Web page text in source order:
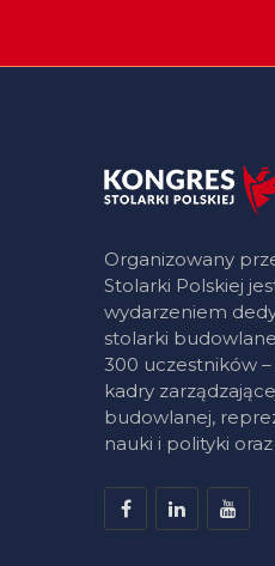
Organizowany
Stolarki Polskiej
wydarzeniem
stolarki
300 uczestników –
kadry
budowlanej,
nauki i polityki